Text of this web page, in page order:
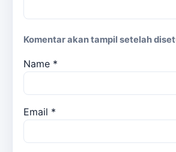
Komentar akan tampil setelah
Name *
Email *